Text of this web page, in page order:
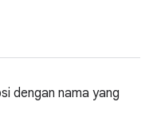
dengan nama yang